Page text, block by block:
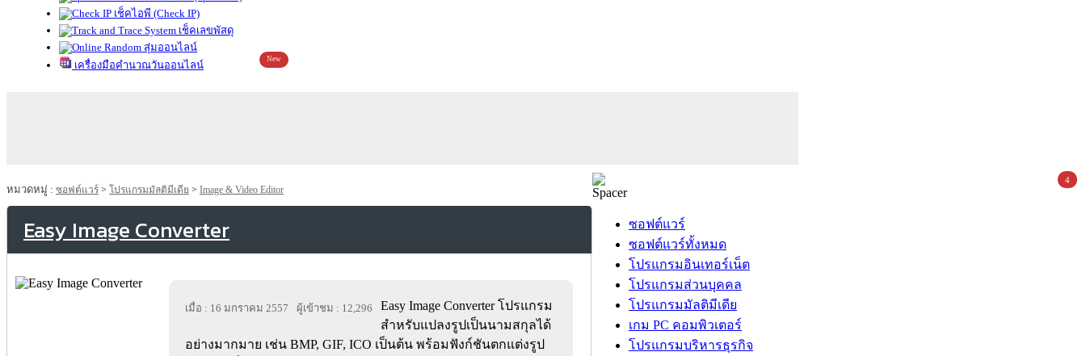
เช็คไอพี (Check IP)
เช็คเลขพัสดุ
สุ่มออนไลน์
เครื่องมือคำนวณวันออนไลน์
New
หมวดหมู่ : ซอฟต์แวร์ > โปรแกรมมัลติมีเดีย > Image & Video Editor
Easy Image Converter
เมื่อ : 16 มกราคม 2557 ผู้เข้าชม : 12,296
Easy Image Converter โปรแกรม
สำหรับแปลงรูปเป็นนามสกุลได้
อย่างมากมาย เช่น BMP, GIF, ICO เป็นต้น พร้อมฟังก์ชันตกแต่งรูป
ซอฟต์แวร์
ซอฟต์แวร์ทั้งหมด
โปรแกรมอินเทอร์เน็ต
โปรแกรมส่วนบุคคล
โปรแกรมมัลติมีเดีย
เกม PC คอมพิวเตอร์
โปรแกรมบริหารธุรกิจ
4